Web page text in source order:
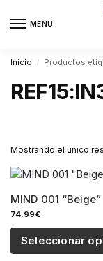
MENU
Inicio / Productos
Mostrando el único
MIND 001 “Beige”
74.99€
Seleccionar